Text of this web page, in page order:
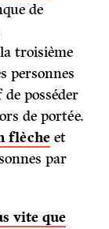
de
troisième
personnes
posséder
de portée.
flèche et
par
vite que